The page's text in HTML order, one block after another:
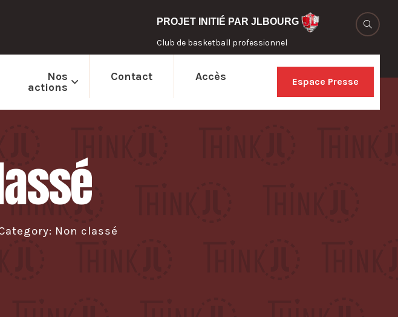
PROJET INITIÉ PAR JLBOURG
Club de basketball professionnel
Nos
actions
Contact Accès Espace Presse
Non classé